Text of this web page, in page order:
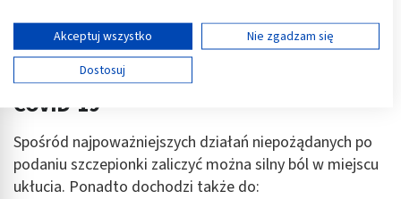
Skutki uboczne szczepionki przeciwko
COVID-19
Spośród najpoważniejszych działań niepożądanych po
podaniu szczepionki zaliczyć można silny ból w miejscu
ukłucia. Ponadto dochodzi także do:
Wyświetl listę partnerów (11 dostawców IAB)
Używamy Twoich danych w następujących celach:
Cele przetwarzania IAB:
Przechowywanie informacji na urządzeniu lub
Wykorzystywanie ograniczonych danych do
wyboru reklam
Akceptuj wszystko
Nie zgadzam się
Dostosuj